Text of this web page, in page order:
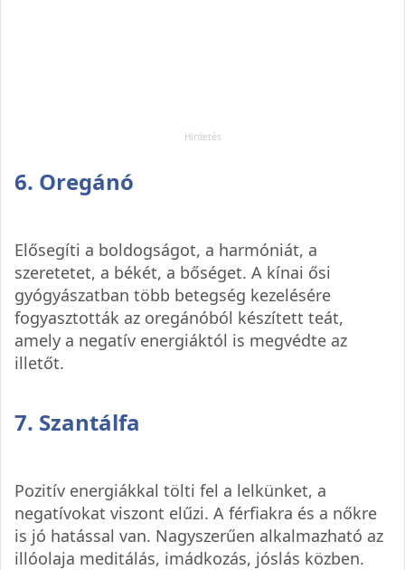
6. Oregánó
Elősegíti a boldogságot, a harmóniát, a
szeretetet, a békét, a bőséget. A kínai ősi
gyógyászatban több betegség kezelésére
fogyasztották az oregánóból készített teát,
amely a negatív energiáktól is megvédte az
illetőt.
7. Szantálfa
Pozitív energiákkal tölti fel a lelkünket, a
negatívokat viszont elűzi. A férfiakra és a nőkre
is jó hatással van. Nagyszerűen alkalmazható az
illóolaja meditálás, imádkozás, jóslás közben.